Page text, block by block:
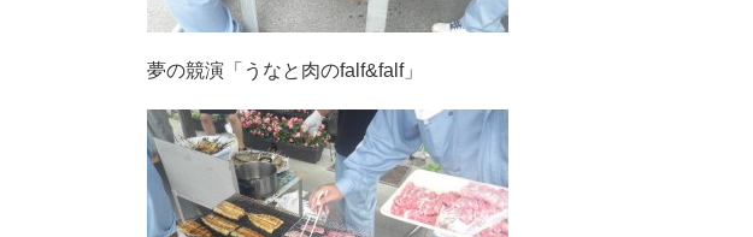
夢の競演「うなと肉のfalf&falf」